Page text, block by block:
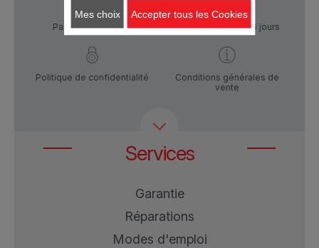
Paiement Sécurisé Livraison sous 5 à 6 jours
Politique de confidentialité
Conditions générales de
vente
Services
Garantie
Réparations
Modes d'emploi
Mes choix Accepter tous les Cookies